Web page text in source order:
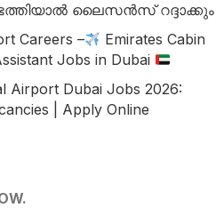
ലൈസൻസ് റദ്ദാക്കും
Careers –
Emirates Cabin
Jobs in Dubai
Airport Dubai Jobs 2026:
| Apply Online